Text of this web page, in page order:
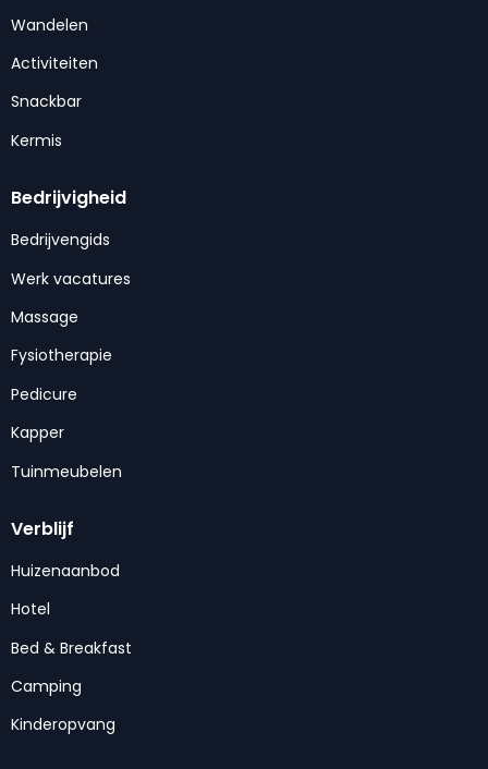
Wandelen
Activiteiten
Snackbar
Kermis
Bedrijvigheid
Bedrijvengids
Werk vacatures
Massage
Fysiotherapie
Pedicure
Kapper
Tuinmeubelen
Verblijf
Huizenaanbod
Hotel
Bed & Breakfast
Camping
Kinderopvang